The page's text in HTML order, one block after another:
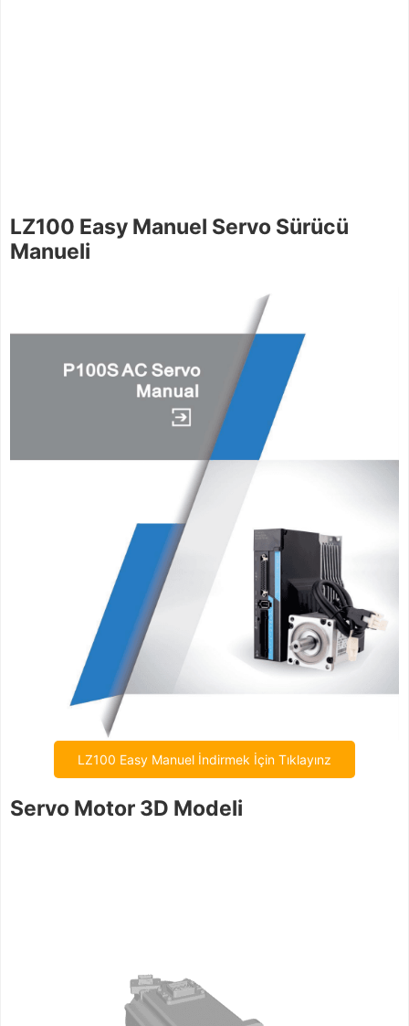
LZ100 Easy Manuel Servo Sürücü
Manueli
LZ100 Easy Manuel İndirmek İçin Tıklayınz
Servo Motor 3D Modeli